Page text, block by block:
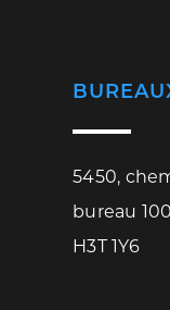
5450,
bureau
H3T 1Y6